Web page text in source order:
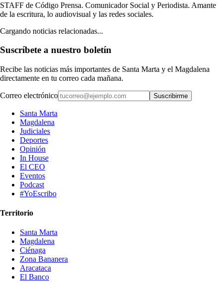
STAFF de Código Prensa. Comunicador Social y Periodista. Amante
de la escritura, lo audiovisual y las redes sociales.
Cargando noticias relacionadas...
Suscríbete a nuestro boletín
Recibe las noticias más importantes de Santa Marta y el Magdalena
directamente en tu correo cada mañana.
Correo electrónico Suscribirme
Santa Marta
Magdalena
Judiciales
Deportes
Opinión
In House
El CEO
Eventos
Podcast
#YoEscribo
Territorio
Santa Marta
Magdalena
Ciénaga
Zona Bananera
Aracataca
El Banco